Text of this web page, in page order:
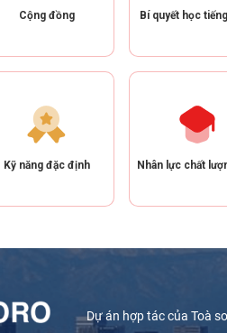
Cộng đồng Bí quyết học
Kỹ năng đặc định Nhân lực chất
Dự án hợp tác của Toà